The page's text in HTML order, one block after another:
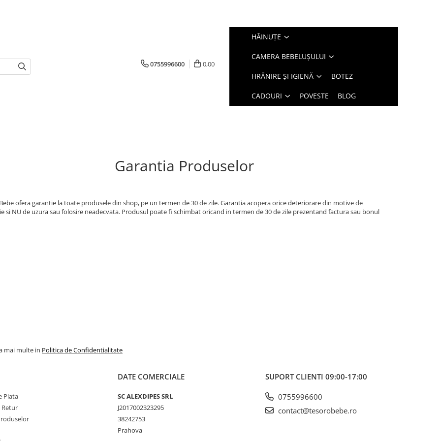
0755996600 0,00
HĂINUȚE
CAMERA BEBELUȘULUI
HRĂNIRE ȘI IGIENĂ BOTEZ
CADOURI POVESTE BLOG
Garantia Produselor
ofera garantie la toate produsele din shop, pe un termen de 30 de zile. Garantia acopera orice deteriorare din motive de
si NU de uzura sau folosire neadecvata. Produsul poate fi schimbat oricand in termen de 30 de zile prezentand factura sau bonul
mai multe in Politica de Confidentialitate
Plata
Retur
DATE COMERCIALE
SC ALEXDIPES SRL
J2017002323295
38242753
Prahova
SUPORT CLIENTI 09:00-17:00
0755996600
contact@tesorobebe.ro